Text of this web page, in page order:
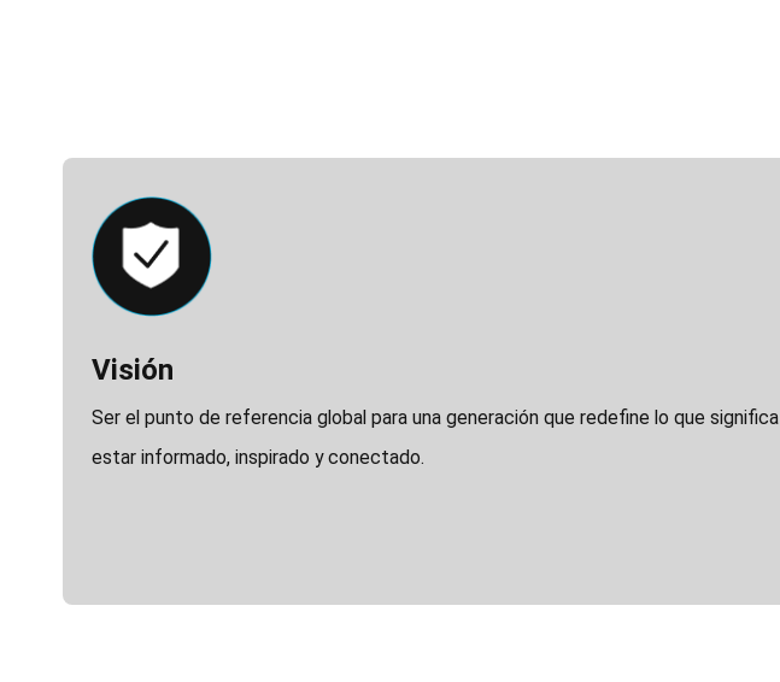
Icon
Image
Title
Visión
Description
Ser el punto de referencia global para una generación que redefine lo que significa
estar informado, inspirado y conectado.